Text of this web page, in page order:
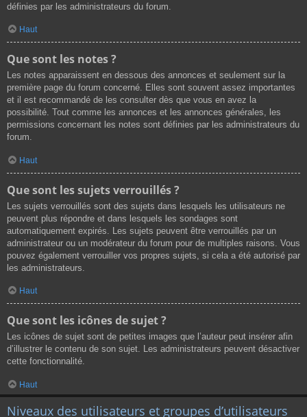
définies par les administrateurs du forum.
Haut
Que sont les notes ?
Les notes apparaissent en dessous des annonces et seulement sur la
première page du forum concerné. Elles sont souvent assez importantes
et il est recommandé de les consulter dès que vous en avez la
possibilité. Tout comme les annonces et les annonces générales, les
permissions concernant les notes sont définies par les administrateurs du
forum.
Haut
Que sont les sujets verrouillés ?
Les sujets verrouillés sont des sujets dans lesquels les utilisateurs ne
peuvent plus répondre et dans lesquels les sondages sont
automatiquement expirés. Les sujets peuvent être verrouillés par un
administrateur ou un modérateur du forum pour de multiples raisons. Vous
pouvez également verrouiller vos propres sujets, si cela a été autorisé par
les administrateurs.
Haut
Que sont les icônes de sujet ?
Les icônes de sujet sont de petites images que l’auteur peut insérer afin
d’illustrer le contenu de son sujet. Les administrateurs peuvent désactiver
cette fonctionnalité.
Haut
Niveaux des utilisateurs et groupes d’utilisateurs